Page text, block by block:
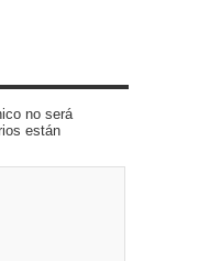
no será
están